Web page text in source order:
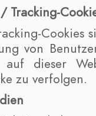
Tracking-
Cookies
von
auf dieser
zu verfolgen.